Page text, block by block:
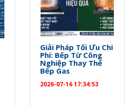
Giải Pháp Tối Ưu Chi
Phí: Bếp Từ Công
Nghiệp Thay Thế
Bếp Gas
2026-07-16 17:34:53